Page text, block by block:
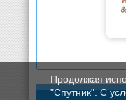
Продолжая
"Спутник". С